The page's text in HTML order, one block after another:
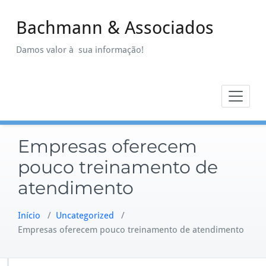
contentBachmann & Associados
Damos valor à sua informação!
Empresas oferecem
pouco treinamento de
atendimento
Início / Uncategorized
/
Empresas oferecem pouco treinamento de atendimento